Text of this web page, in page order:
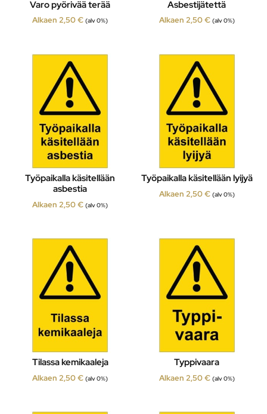
Varo pyörivää terää
Alkaen2,50€ (alv 0%)
Asbestijätettä
Alkaen 2,50€ (alv 0%)
Työpaikalla käsitellään
asbestia
Alkaen2,50€ (alv 0%)
Työpaikalla käsitellään lyijyä
Alkaen 2,50€ (alv 0%)
Tilassa kemikaaleja
Alkaen2,50€ (alv 0%)
Typpivaara
Alkaen 2,50€ (alv 0%)